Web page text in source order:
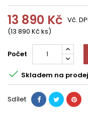
13 890 Kč
(13 890 Kč ks)
Vč.
Počet
 Skladem na
Sdílet